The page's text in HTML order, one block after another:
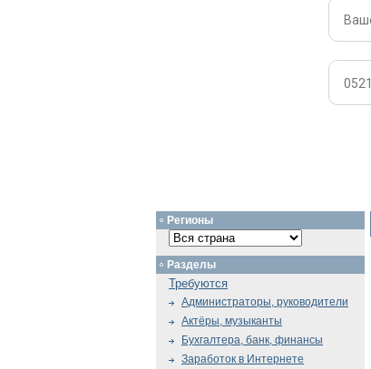
Регионы
Разделы
Требуются
Администраторы, руководители
Актёры, музыканты
Бухгалтера, банк, финансы
Заработок в Интернете